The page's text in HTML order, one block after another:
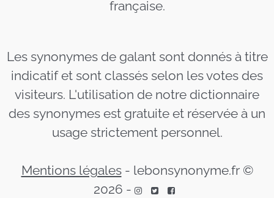
française.
Les synonymes de galant sont donnés à titre
indicatif et sont classés selon les votes des
visiteurs. L'utilisation de notre dictionnaire
des synonymes est gratuite et réservée à un
usage strictement personnel.
Mentions légales- lebonsynonyme.fr ©
2026 -